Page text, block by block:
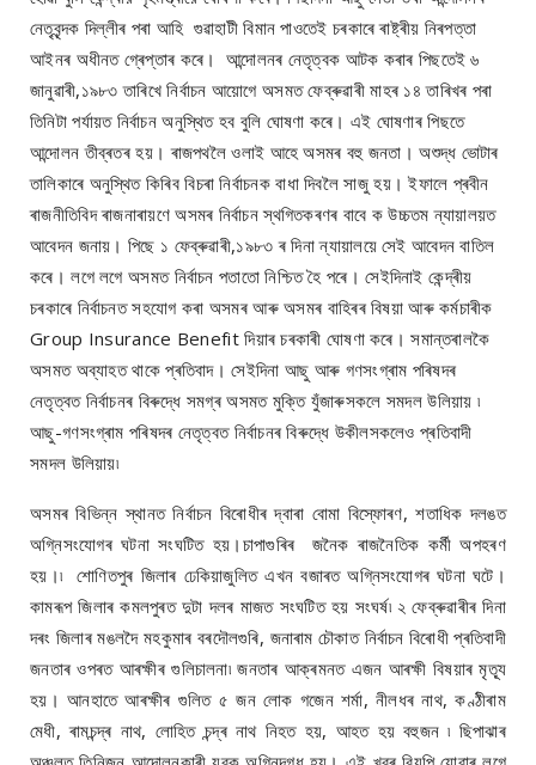
নেতৃবৃন্দক দিল্লীৰ পৰা আহি গুৱাহাটী বিমান পাওতেই চৰকাৰে ৰাষ্ট্ৰীয় নিৰপত্তা
আইনৰ অধীনত গ্ৰেপ্তাৰ কৰে। আন্দোলনৰ নেতৃত্বক আটক কৰাৰ পিছতেই ৬
জানুৱাৰী,১৯৮৩ তাৰিখে নিৰ্বাচন আয়োগে অসমত ফেব্ৰুৱাৰী মাহৰ ১৪ তাৰিখৰ পৰা
তিনিটা পৰ্যায়ত নিৰ্বাচন অনুস্থিত হব বুলি ঘোষণা কৰে। এই ঘোষণাৰ পিছতে
আন্দোলন তীব্ৰতৰ হয়। ৰাজপথলৈ ওলাই আহে অসমৰ বহু জনতা। অশুদ্ধ ভোটাৰ
তালিকাৰে অনুস্থিত কিৰিব বিচৰা নিৰ্বাচনক বাধা দিবলৈ সাজু হয়। ইফালে প্ৰবীন
ৰাজনীতিবিদ ৰাজনাৰায়ণে অসমৰ নিৰ্বাচন স্থগিতকৰণৰ বাবে ক উচ্চতম ন্যায়ালয়ত
আবেদন জনায়। পিছে ১ ফেব্ৰুৱাৰী,১৯৮৩ ৰ দিনা ন্যায়ালয়ে সেই আবেদন বাতিল
কৰে। লগে লগে অসমত নিৰ্বাচন পতাতো নিশ্চিত হৈ পৰে। সেইদিনাই কেন্দ্ৰীয়
চৰকাৰে নিৰ্বাচনত সহযোগ কৰা অসমৰ আৰু অসমৰ বাহিৰৰ বিষয়া আৰু কৰ্মচাৰীক
Group Insurance Benefit দিয়াৰ চৰকাৰী ঘোষণা কৰে। সমান্তৰালকৈ
অসমত অব্যাহত থাকে প্ৰতিবাদ। সেইদিনা আছু আৰু গণসংগ্ৰাম পৰিষদৰ
নেতৃত্বত নিৰ্বাচনৰ বিৰুদ্ধে সমগ্ৰ অসমত মুক্তি যুঁজাৰুসকলে সমদল উলিয়ায় ৷
আছু-গণসংগ্ৰাম পৰিষদৰ নেতৃত্বত নিৰ্বাচনৰ বিৰুদ্ধে উকীলসকলেও প্ৰতিবাদী
সমদল উলিয়ায়৷
অসমৰ বিভিন্ন স্থানত নিৰ্বাচন বিৰোধীৰ দ্বাৰা বোমা বিস্ফোৰণ, শতাধিক দলঙত
অগ্নিসংযোগৰ ঘটনা সংঘটিত হয়।চাপাগুৰিৰ জনৈক ৰাজনৈতিক কৰ্মী অপহৰণ
হয়।৷ শোণিতপুৰ জিলাৰ ঢেকিয়াজুলিত এখন বজাৰত অগ্নিসংযোগৰ ঘটনা ঘটে।
কামৰূপ জিলাৰ কমলপুৰত দুটা দলৰ মাজত সংঘটিত হয় সংঘৰ্ষ৷ ২ ফেব্ৰুৱাৰীৰ দিনা
দৰং জিলাৰ মঙলদৈ মহকুমাৰ বৰদৌলগুৰি, জনাৰাম চৌকাত নিৰ্বাচন বিৰোধী প্ৰতিবাদী
জনতাৰ ওপৰত আৰক্ষীৰ গুলিচালনা৷ জনতাৰ আক্ৰমনত এজন আৰক্ষী বিষয়াৰ মৃত্যূ
হয়। আনহাতে আৰক্ষীৰ গুলিত ৫ জন লোক গজেন শৰ্মা, নীলধৰ নাথ, কণ্ঠীৰাম
মেধী, ৰামচন্দ্ৰ নাথ, লোহিত চন্দ্ৰ নাথ নিহত হয়, আহত হয় বহুজন ৷ ছিপাঝাৰ